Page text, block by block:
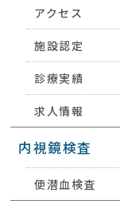
アクセス
施設認定
診療実績
求人情報
内視鏡検査
便潜血検査